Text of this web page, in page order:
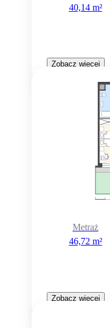
40,14 m²
Zobacz więcej
Metraż
46,72 m²
Zobacz więcej